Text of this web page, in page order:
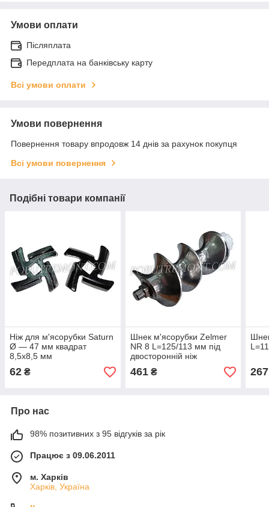
Умови оплати
Післяплата
Передплата на банківську карту
Всі умови оплати
Умови повернення
Повернення товару впродовж 14 днів за рахунок покупця
Всі умови повернення
Подібні товари компанії
Ніж для м'ясорубки Saturn
Ø — 47 мм квадрат
8,5х8,5 мм
62 ₴
Шнек м'ясорубки Zelmer
NR 8 L=125/113 мм під
двосторонній ніж
461₴ 267
Про нас
98% позитивних з 95 відгуків за рік
Працює з 09.06.2011
м. Харків
Харків, Україна